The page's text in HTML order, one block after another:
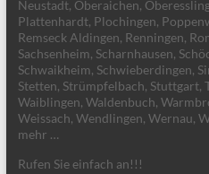
Neustadt, Oberaichen,
Plattenhardt, Plochingen,
Remseck Aldingen, Renningen,
Sachsenheim, Scharnhausen,
Schwaikheim, Schwieberdingen,
Stetten, Strümpfelbach, Stuttgart,
Waiblingen, Waldenbuch,
Weissach, Wendlingen, Wernau,
mehr …
Rufen Sie einfach an!!!